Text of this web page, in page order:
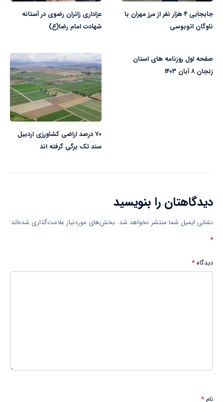
جابجایی ۴ هزار نفر از مرز مهران با
ناوگان اتوبوسی
عزاداری زائران رضوی در آستانه
شهادت امام رضا(ع)
صفحه اول روزنامه های استان
زنجان ۸ آبان ۱۴۰۳
۷۰ درصد اراضی کشاورزی اردبیل
سند تک برگی گرفته اند
دیدگاهتان را بنویسید
نشانی ایمیل شما منتشر نخواهد شد. بخش‌های موردنیاز علامت‌گذاری شده‌اند
*
دیدگاه*
نام*